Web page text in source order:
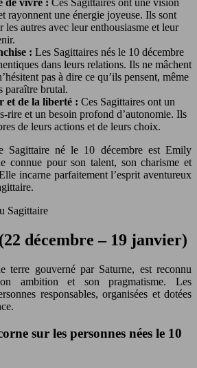
de vivre : Ces Sagittaires ont une vision
rayonnent une énergie joyeuse. Ils sont
les autres avec leur enthousiasme et leur
: Les Sagittaires nés le 10 décembre
dans leurs relations. Ils ne mâchent
pas à dire ce qu’ils pensent, même
paraître brutal.
et de la liberté : Ces Sagittaires ont un
rire et un besoin profond d’autonomie. Ils
de leurs actions et de leurs choix.
Sagittaire né le 10 décembre est Emily
connue pour son talent, son charisme et
incarne parfaitement l’esprit aventureux
décembre – 19 janvier)
terre gouverné par Saturne, est reconnu
ambition et son pragmatisme. Les
responsables, organisées et dotées
sur les personnes nées le 10